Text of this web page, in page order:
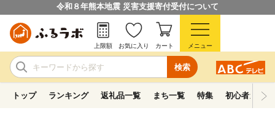
令和８年熊本地震 災害支援寄付受付について
検索
上限額 お気に入り カート メニュー
トップ ランキング 返礼品一覧 まち一覧 特集 初心者ガイド